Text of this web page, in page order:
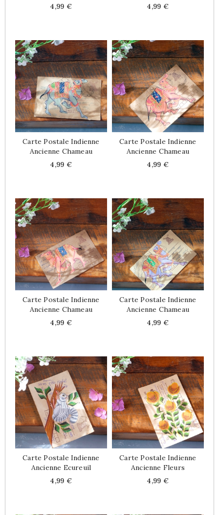
Price
4,99 € Price
4,99 €
Carte Postale Indienne
Ancienne Chameau
Price
4,99 €
Carte Postale Indienne
Ancienne Chameau
Price
4,99 €
Carte Postale Indienne
Ancienne Chameau
Price
4,99 €
Carte Postale Indienne
Ancienne Chameau
Price
4,99 €
Carte Postale Indienne
Ancienne Ecureuil
Price
4,99 €
Carte Postale Indienne
Ancienne Fleurs
Price
4,99 €